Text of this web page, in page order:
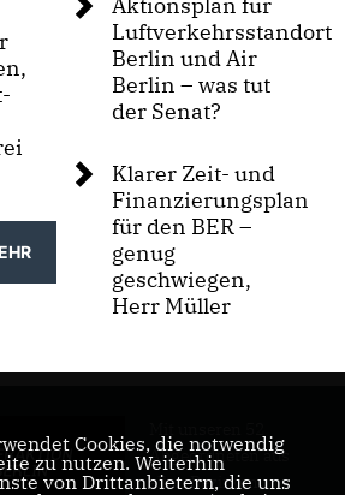
Luftverkehrsstandort
Berlin und Air
Berlin – was tut
der Senat?
Klarer Zeit- und
Finanzierungsplan
für den BER –
genug
geschwiegen,
Herr Müller
Abgeordneten aus
allen Bezirken
Cookies, die notwendig
zu nutzen. Weiterhin
von Drittanbietern, die uns